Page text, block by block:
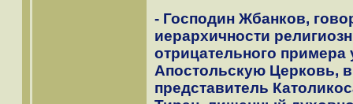
- Господин Жбанков,
иерархичности
отрицательного
Апостольскую Церковь,
представитель